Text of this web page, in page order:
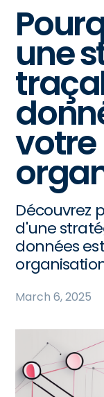
une
votre
Découvrez
d'une
données
March 6, 2025